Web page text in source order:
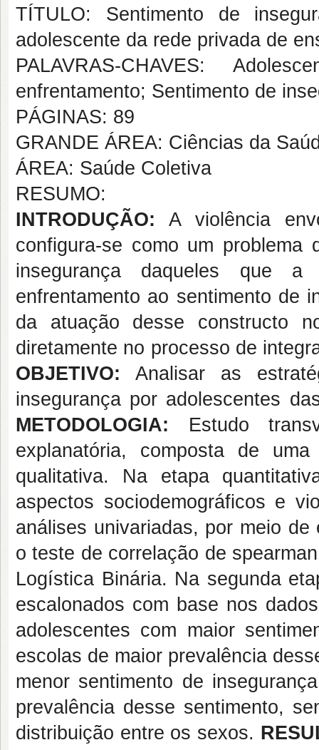
TÍTULO: Sentimento de
adolescente da rede privada de
PALAVRAS-CHAVES:
enfrentamento; Sentimento de
PÁGINAS: 89
GRANDE ÁREA: Ciências da
ÁREA: Saúde Coletiva
RESUMO:
INTRODUÇÃO: A violência
configura-se como um
insegurança daqueles que
enfrentamento ao sentimento de
da atuação desse constructo
diretamente no processo de
OBJETIVO: Analisar as
insegurança por adolescentes
METODOLOGIA: Estudo
explanatória, composta de
qualitativa. Na etapa
aspectos sociodemográficos e
análises univariadas, por meio
o teste de correlação de
Logística Binária. Na segunda
escalonados com base nos
adolescentes com maior
escolas de maior prevalência
menor sentimento de
prevalência desse sentimento,
distribuição entre os sexos.